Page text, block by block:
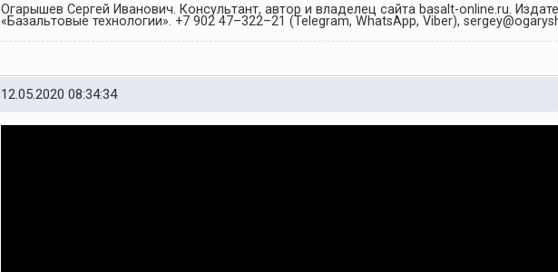
Огарышев Сергей Иванович. Консультант, автор и владелец сайта basalt-online.ru.
«Базальтовые технологии». +7 902 47–322–21 (Telegram, WhatsApp, Viber),
12.05.2020 08:34:34